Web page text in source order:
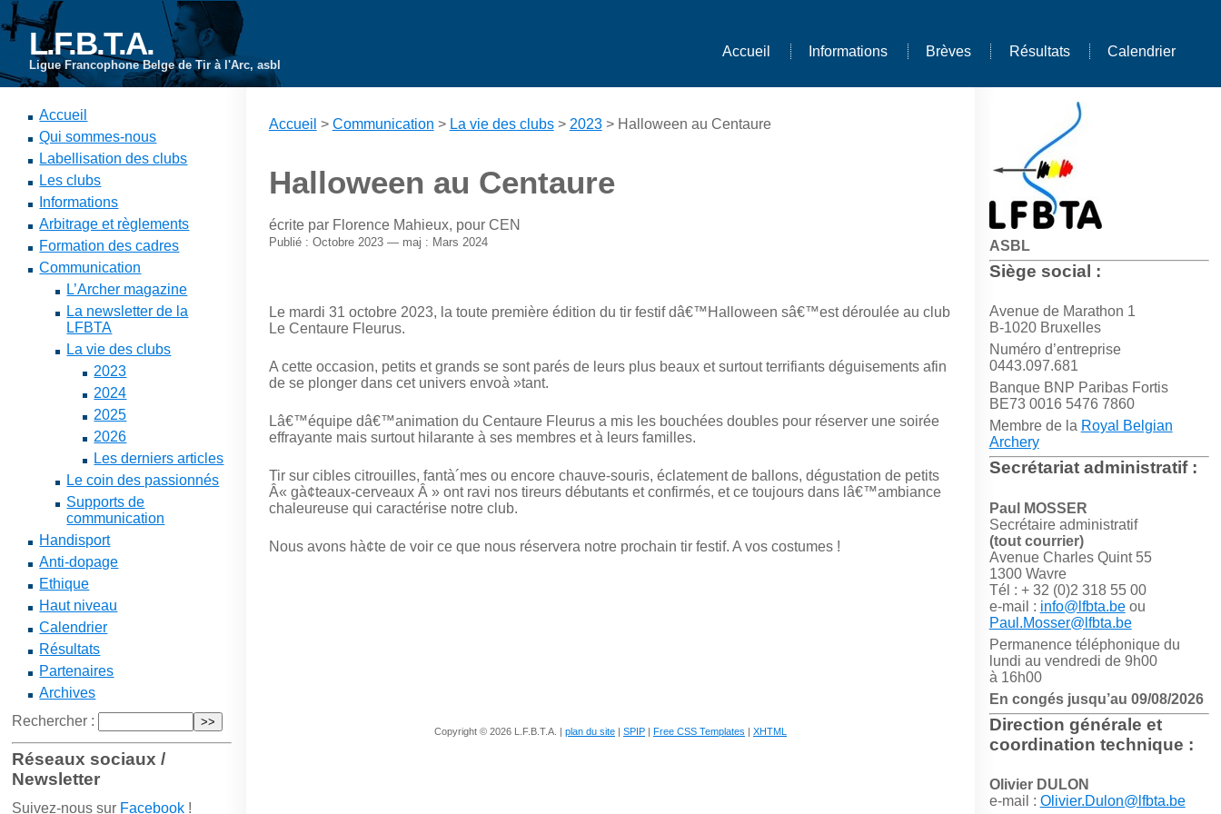
L.F.B.T.A.
Ligue Francophone Belge de Tir à l'Arc, asbl
Accueil Informations Brèves Résultats Calendrier
ASBL
Siège social :
Avenue de Marathon 1
B-1020 Bruxelles
Numéro d’entreprise
0443.097.681
Banque BNP Paribas Fortis
BE73 0016 5476 7860
Membre de la Royal Belgian
Archery
Secrétariat administratif :
Paul MOSSER
Secrétaire administratif
(tout courrier)
Avenue Charles Quint 55
1300 Wavre
Tél : + 32 (0)2 318 55 00
e-mail : info@lfbta.beou
Paul.Mosser@lfbta.be
Permanence téléphonique du
lundi au vendredi de 9h00
à 16h00
En congés jusqu’au 09/08/2026
Direction générale et
coordination technique :
Olivier DULON
e-mail : Olivier.Dulon@lfbta.be
Accueil
Qui sommes-nous
Labellisation des clubs
Les clubs
Informations
Arbitrage et règlements
Formation des cadres
Communication
L’Archer magazine
La newsletter de la
LFBTA
La vie des clubs
2023
2024
2025
2026
Les derniers articles
Le coin des passionnés
Supports de
communication
Handisport
Anti-dopage
Ethique
Haut niveau
Calendrier
Résultats
Partenaires
Archives
Rechercher :
Réseaux sociaux /
Newsletter
Suivez-nous sur Facebook !
Accueil > Communication > La vie des clubs> 2023> Halloween au Centaure
Halloween au Centaure
écrite par Florence Mahieux, pour CEN
Publié : Octobre 2023 — maj : Mars 2024
Le mardi 31 octobre 2023, la toute première édition du tir festif dâ€™Halloween sâ€™est déroulée au club
Le Centaure Fleurus.
A cette occasion, petits et grands se sont parés de leurs plus beaux et surtout terrifiants déguisements afin
de se plonger dans cet univers envoà »tant.
Lâ€™équipe dâ€™animation du Centaure Fleurus a mis les bouchées doubles pour réserver une soirée
effrayante mais surtout hilarante à ses membres et à leurs familles.
Tir sur cibles citrouilles, fantà´mes ou encore chauve-souris, éclatement de ballons, dégustation de petits
Â« gà¢teaux-cerveaux Â » ont ravi nos tireurs débutants et confirmés, et ce toujours dans lâ€™ambiance
chaleureuse qui caractérise notre club.
Nous avons hà¢te de voir ce que nous réservera notre prochain tir festif. A vos costumes !
Copyright © 2026 L.F.B.T.A. | plan du site | SPIP | Free CSS Templates | XHTML